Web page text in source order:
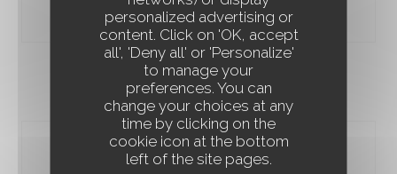
personalized advertising or
content. Click on 'OK, accept
all', 'Deny all' or 'Personalize'
to manage your
preferences. You can
change your choices at any
time by clicking on the
cookie icon at the bottom
left of the site pages.
9,00 EUR
LES CHOSES SÉRIEUSES...
Osso buco de veau, pappardelles
À TRAVERS CHAMPS